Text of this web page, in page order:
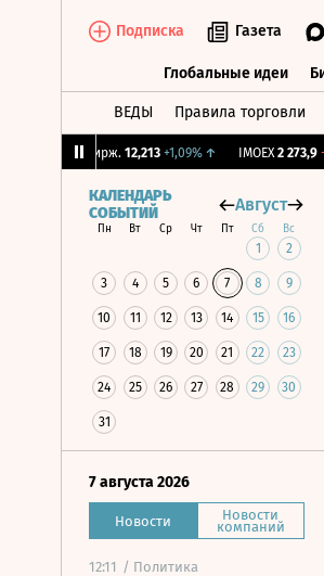
Подписка Газета
Глобальные идеи
ВЕДЫ Правила торговли
CNY Бирж. 12,213 +1,09%↑ IMOEX 2 273,9 -
КАЛЕНДАРЬ
СОБЫТИЙ
Август
Пн Вт Ср Чт Пт Сб Вс
1 2
3 4 5 6 7 8 9
10 11 12 13 14 15 16
17 18 19 20 21 22 23
24 25 26 27 28 29 30
31
7 августа 2026
Новости Новости
компаний
12:11 / Политика